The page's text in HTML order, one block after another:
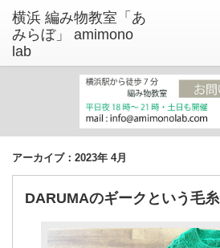
アーカイブ：2023年 4月
DARUMAのギークという毛糸